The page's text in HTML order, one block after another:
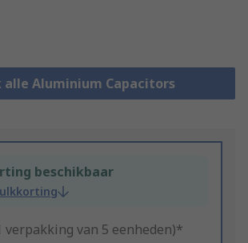
alle Aluminium Capacitors
beschikbaar
verpakking van 5 eenheden)*